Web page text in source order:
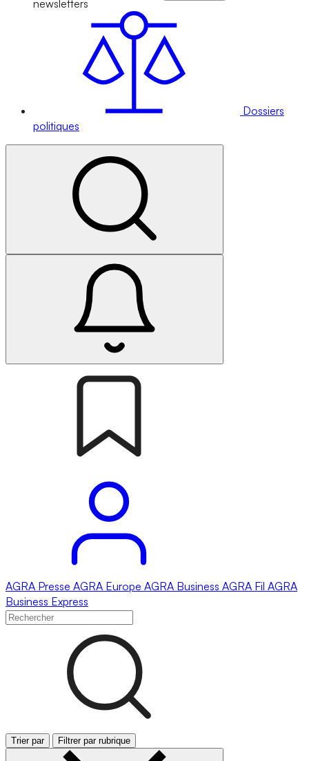
newsletters
Dossiers
politiques
AGRA Presse AGRA Europe AGRA Business AGRA Fil AGRA
Business Express
Trier par Filtrer par rubrique